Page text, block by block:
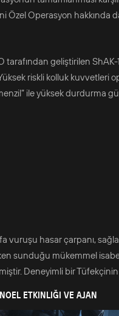
Özel Operasyon hakkında
tarafından geliştirilen
riskli kolluk kuvvetleri
ile yüksek durdurma
vuruşu hasar çarpanı,
sunduğu mükemmel
Deneyimli bir
ETKINLIĞI VE AJAN